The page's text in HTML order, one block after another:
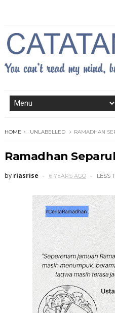
HOME UNLABELLED RAMADHAN
Ramadhan
by riasrise 6 YEARS AGO LESS